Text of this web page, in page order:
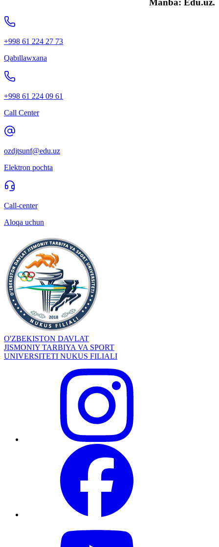
Manba: Edu.uz.
+998 61 224 27 73
Qabıllawxana
+998 61 224 09 61
Call Center
ozdjtsunf@edu.uz
Elektron pochta
Call-center
Aloqa uchun
O'ZBEKISTON DAVLAT
JISMONIY TARBIYA VA SPORT
UNIVERSITETI NUKUS FILIALI